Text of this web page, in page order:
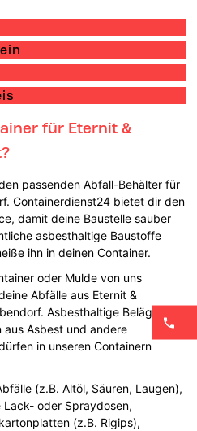
für Eternit &
passenden Abfall-Behälter für
Containerdienst24 bietet dir den
damit deine Baustelle sauber
asbesthaltige Baustoffe
ihn in deinen Container.
oder Mulde von uns
Abfälle aus Eternit &
Asbesthaltige Beläge,
Asbest und andere
in unseren Containern
(z.B. Altöl, Säuren, Laugen),
oder Spraydosen,
(z.B. Rigips),